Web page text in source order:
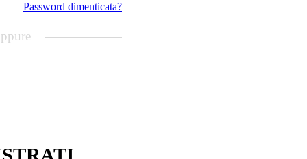
Password dimenticata?